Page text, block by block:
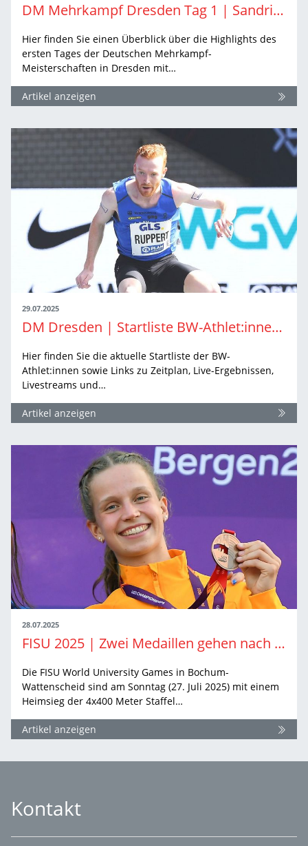
DM Mehrkampf Dresden Tag 1 | Sandrina Sprengel und Tim Nowak führen Zwischenwertung an
Hier finden Sie einen Überblick über die Highlights des
ersten Tages der Deutschen Mehrkampf-
Meisterschaften in Dresden mit…
Artikel anzeigen
29.07.2025
DM Dresden | Startliste BW-Athlet:innen & Linksammlung
Hier finden Sie die aktuelle Startliste der BW-
Athlet:innen sowie Links zu Zeitplan, Live-Ergebnissen,
Livestreams und…
Artikel anzeigen
28.07.2025
FISU 2025 | Zwei Medaillen gehen nach BW
Die FISU World University Games in Bochum-
Wattenscheid sind am Sonntag (27. Juli 2025) mit einem
Heimsieg der 4x400 Meter Staffel…
Artikel anzeigen
Kontakt